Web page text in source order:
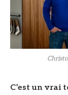
C’est un vrai